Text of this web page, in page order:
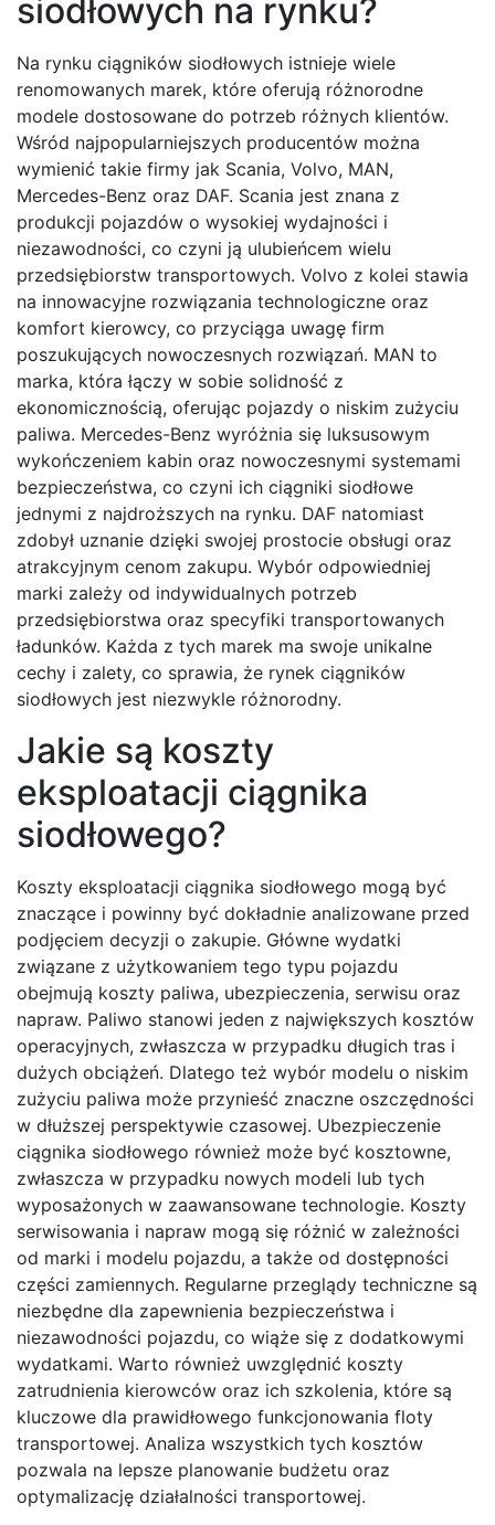
siodłowych na rynku?
Na rynku ciągników siodłowych istnieje wiele
renomowanych marek, które oferują różnorodne
modele dostosowane do potrzeb różnych klientów.
Wśród najpopularniejszych producentów można
wymienić takie firmy jak Scania, Volvo, MAN,
Mercedes-Benz oraz DAF. Scania jest znana z
produkcji pojazdów o wysokiej wydajności i
niezawodności, co czyni ją ulubieńcem wielu
przedsiębiorstw transportowych. Volvo z kolei stawia
na innowacyjne rozwiązania technologiczne oraz
komfort kierowcy, co przyciąga uwagę firm
poszukujących nowoczesnych rozwiązań. MAN to
marka, która łączy w sobie solidność z
ekonomicznością, oferując pojazdy o niskim zużyciu
paliwa. Mercedes-Benz wyróżnia się luksusowym
wykończeniem kabin oraz nowoczesnymi systemami
bezpieczeństwa, co czyni ich ciągniki siodłowe
jednymi z najdroższych na rynku. DAF natomiast
zdobył uznanie dzięki swojej prostocie obsługi oraz
atrakcyjnym cenom zakupu. Wybór odpowiedniej
marki zależy od indywidualnych potrzeb
przedsiębiorstwa oraz specyfiki transportowanych
ładunków. Każda z tych marek ma swoje unikalne
cechy i zalety, co sprawia, że rynek ciągników
siodłowych jest niezwykle różnorodny.
Jakie są koszty
eksploatacji ciągnika
siodłowego?
Koszty eksploatacji ciągnika siodłowego mogą być
znaczące i powinny być dokładnie analizowane przed
podjęciem decyzji o zakupie. Główne wydatki
związane z użytkowaniem tego typu pojazdu
obejmują koszty paliwa, ubezpieczenia, serwisu oraz
napraw. Paliwo stanowi jeden z największych kosztów
operacyjnych, zwłaszcza w przypadku długich tras i
dużych obciążeń. Dlatego też wybór modelu o niskim
zużyciu paliwa może przynieść znaczne oszczędności
w dłuższej perspektywie czasowej. Ubezpieczenie
ciągnika siodłowego również może być kosztowne,
zwłaszcza w przypadku nowych modeli lub tych
wyposażonych w zaawansowane technologie. Koszty
serwisowania i napraw mogą się różnić w zależności
od marki i modelu pojazdu, a także od dostępności
części zamiennych. Regularne przeglądy techniczne są
niezbędne dla zapewnienia bezpieczeństwa i
niezawodności pojazdu, co wiąże się z dodatkowymi
wydatkami. Warto również uwzględnić koszty
zatrudnienia kierowców oraz ich szkolenia, które są
kluczowe dla prawidłowego funkcjonowania floty
transportowej. Analiza wszystkich tych kosztów
pozwala na lepsze planowanie budżetu oraz
optymalizację działalności transportowej.